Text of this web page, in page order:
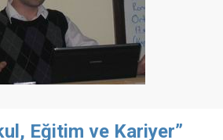
Eğitim ve Kariyer”